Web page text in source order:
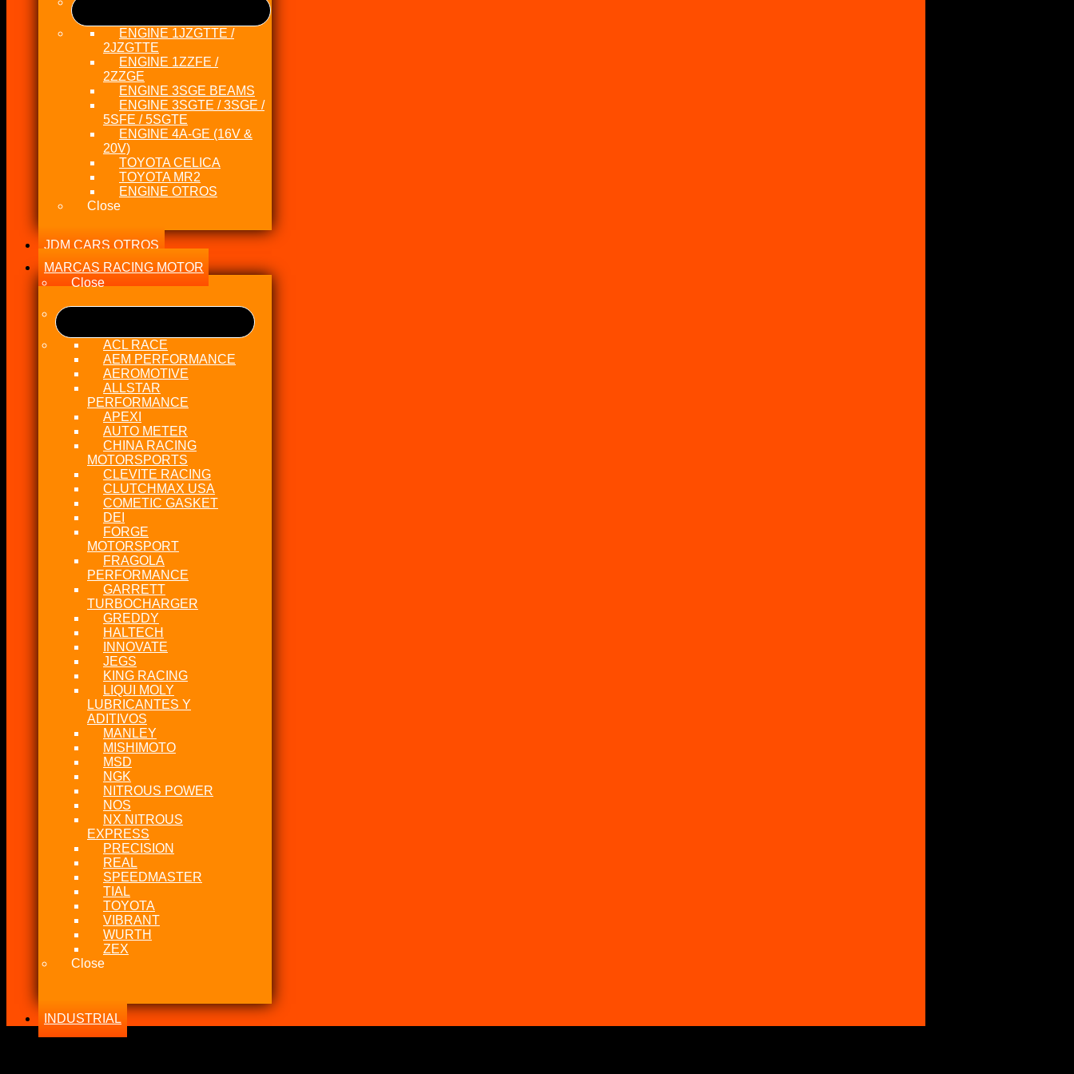
ENGINE 1JZGTTE /
2JZGTTE
ENGINE 1ZZFE /
2ZZGE
ENGINE 3SGE BEAMS
ENGINE 3SGTE / 3SGE /
5SFE / 5SGTE
ENGINE 4A-GE (16V &
20V)
TOYOTA CELICA
TOYOTA MR2
ENGINE OTROS
Close
JDM CARS OTROS
MARCAS RACING MOTOR
Close
ACL RACE
AEM PERFORMANCE
AEROMOTIVE
ALLSTAR
PERFORMANCE
APEXI
AUTO METER
CHINA RACING
MOTORSPORTS
CLEVITE RACING
CLUTCHMAX USA
COMETIC GASKET
DEI
FORGE
MOTORSPORT
FRAGOLA
PERFORMANCE
GARRETT
TURBOCHARGER
GREDDY
HALTECH
INNOVATE
JEGS
KING RACING
LIQUI MOLY
LUBRICANTES Y
ADITIVOS
MANLEY
MISHIMOTO
MSD
NGK
NITROUS POWER
NOS
NX NITROUS
EXPRESS
PRECISION
REAL
SPEEDMASTER
TIAL
TOYOTA
VIBRANT
WURTH
ZEX
Close
INDUSTRIAL